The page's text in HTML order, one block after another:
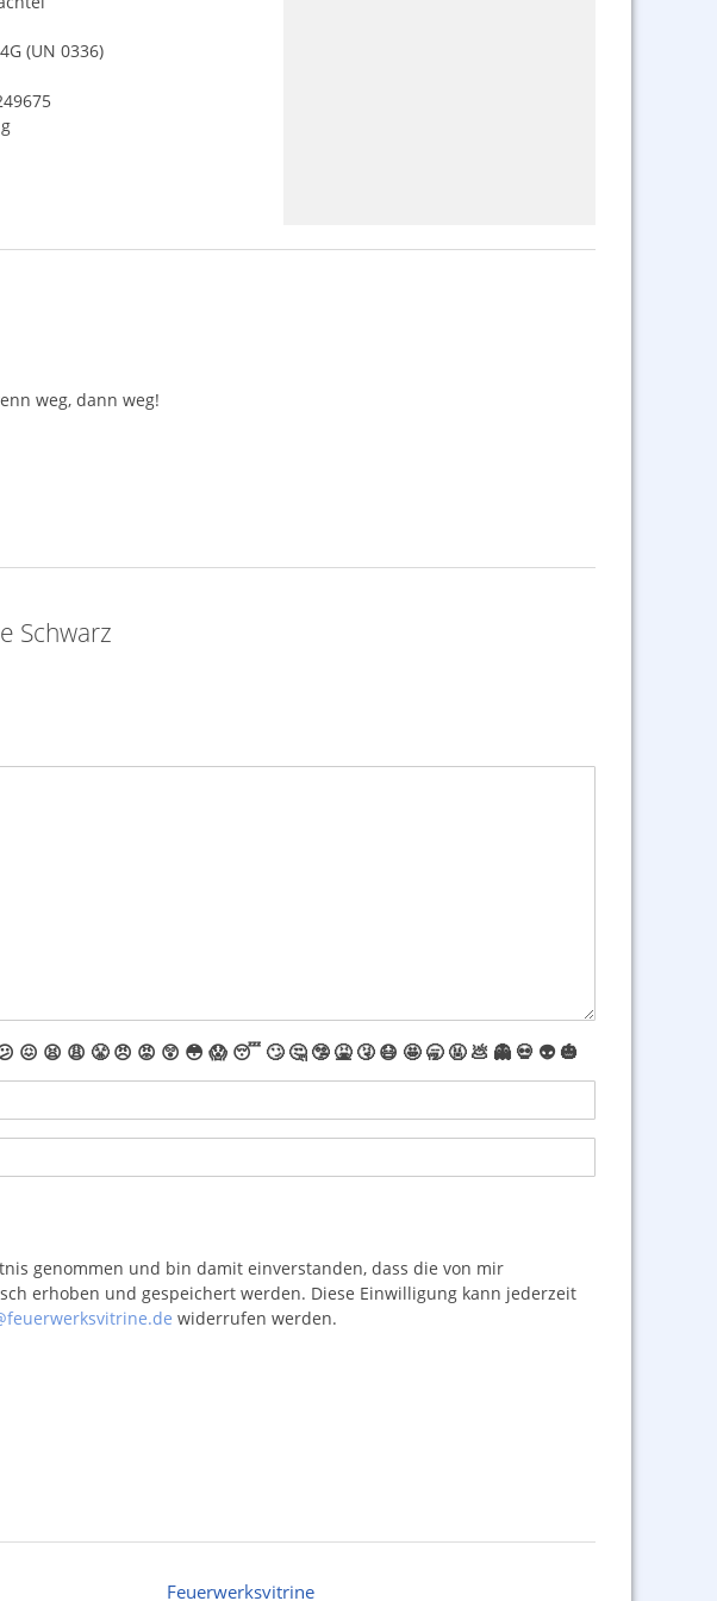
(UN 0336)
weg, dann weg!
Schwarz
😖 😫 😩 😤 😠 😡 😲 😳 😱 😴 🙄 🤔 🤥 🤮 🤧 😷 🤩 🥱 🤬 💩 👻 💀 👽 🎃
genommen und bin damit einverstanden, dass die von mir
erhoben und gespeichert werden. Diese Einwilligung kann jederzeit
widerrufen werden.
Feuerwerksvitrine